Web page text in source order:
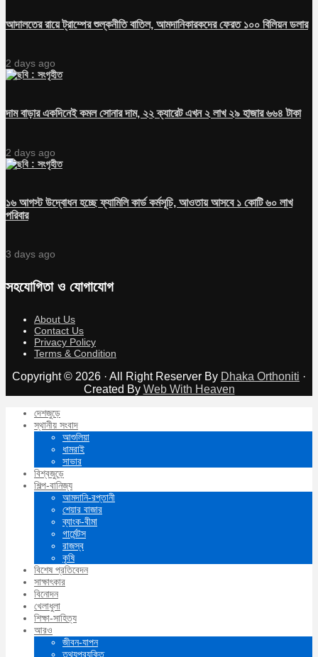
আদালতের রায়ে ট্রাম্পের শুল্কনীতি বাতিল, আমদানিকারকদের ফেরত ১০০ বিলিয়ন ডলার
2 days ago
দাম বাড়ার একদিনেই কমল সোনার দাম, ২২ ক্যারেট এখন ২ লাখ ২৯ হাজার ৬৬৪ টাকা
2 days ago
১৬ আগস্ট উদ্বোধন হচ্ছে ফ্যামিলি কার্ড কর্মসূচি, আওতায় আসবে ১ কোটি ৬০ লাখ
পরিবার
3 days ago
সহযোগিতা ও যোগাযোগ
About Us
Contact Us
Privacy Policy
Terms & Condition
Copyright © 2026 · All Right Reserver By Dhaka Orthoniti ·
Created By Web With Heaven
দেশজুড়ে
স্থানীয় সংবাদ
আশুলিয়া
ধামরাই
সাভার
বিশ্বজুড়ে
শিল্প-বানিজ্য
আমদানি-রপ্তানী
শেয়ার বাজার
ব্যাংক-বীমা
গার্মেন্টস
রাজস্ব
কৃষি
বিশেষ প্রতিবেদন
সাক্ষাৎকার
বিনোদন
খেলাধুলা
শিক্ষা-সাহিত্য
আরও
জীবন-যাপন
তথ্যপ্রযুক্তি